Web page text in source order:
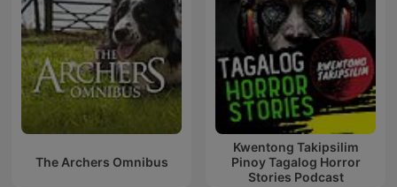
The Archers Omnibus
Kwentong Takipsilim
Pinoy Tagalog Horror
Stories Podcast